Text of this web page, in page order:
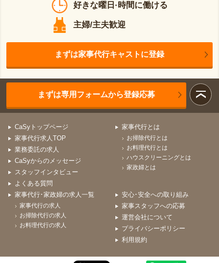
好きな曜日·時間に働ける
主婦/主夫歓迎
まずは家事代行キャストに登録
まずは専用フォームから登録応募
CaSyトップページ
家事代行求人TOP
業務委託の求人
CaSyからのメッセージ
スタッフインタビュー
よくある質問
家事代行とは
お掃除代行とは
お料理代行とは
ハウスクリーニングとは
家政婦とは
家事代行･家政婦の求人一覧
家事代行の求人
お掃除代行の求人
お料理代行の求人
安心･安全への取り組み
家事スタッフへの応募
運営会社について
プライバシーポリシー
利用規約